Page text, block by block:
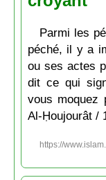
Parmi les
péché, il y a
ou ses actes
dit ce qui
vous moquez
Al-Ḥoujourât /
https://